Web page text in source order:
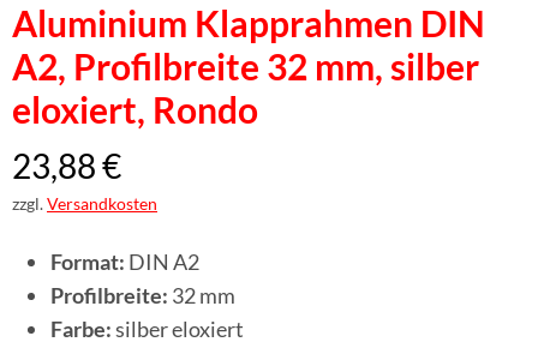
Aluminium Klapprahmen DIN
A2, Profilbreite 32 mm, silber
eloxiert, Rondo
23,88€
zzgl.Versandkosten
Format: DIN A2
Profilbreite: 32 mm
Farbe:silber eloxiert